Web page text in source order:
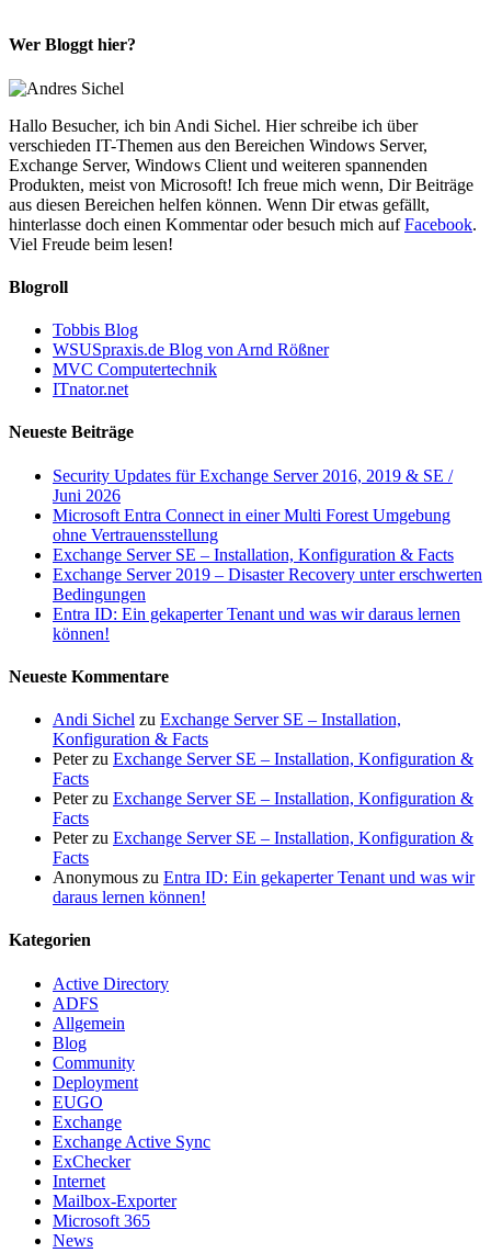
Wer Bloggt hier?
Hallo Besucher, ich bin Andi Sichel. Hier schreibe ich über
verschieden IT-Themen aus den Bereichen Windows Server,
Exchange Server, Windows Client und weiteren spannenden
Produkten, meist von Microsoft! Ich freue mich wenn, Dir Beiträge
aus diesen Bereichen helfen können. Wenn Dir etwas gefällt,
hinterlasse doch einen Kommentar oder besuch mich aufFacebook.
Viel Freude beim lesen!
Blogroll
Tobbis Blog
WSUSpraxis.de Blog von Arnd Rößner
MVC Computertechnik
ITnator.net
Neueste Beiträge
Security Updates für Exchange Server 2016, 2019 & SE /
Juni 2026
Microsoft Entra Connect in einer Multi Forest Umgebung
ohne Vertrauensstellung
Exchange Server SE – Installation, Konfiguration & Facts
Exchange Server 2019 – Disaster Recovery unter erschwerten
Bedingungen
Entra ID: Ein gekaperter Tenant und was wir daraus lernen
können!
Neueste Kommentare
Andi Sichel zu Exchange Server SE – Installation,
Konfiguration & Facts
Peterzu Exchange Server SE – Installation, Konfiguration &
Facts
Peterzu Exchange Server SE – Installation, Konfiguration &
Facts
Peterzu Exchange Server SE – Installation, Konfiguration &
Facts
Anonymous zu Entra ID: Ein gekaperter Tenant und was wir
daraus lernen können!
Kategorien
Active Directory
ADFS
Allgemein
Blog
Community
Deployment
EUGO
Exchange
Exchange Active Sync
ExChecker
Internet
Mailbox-Exporter
Microsoft 365
News